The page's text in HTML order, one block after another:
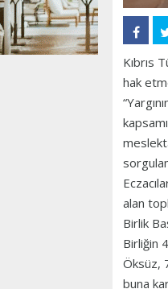
Kıbrıs
hak
alan
Birlik
Birliğin
Öksüz,
buna